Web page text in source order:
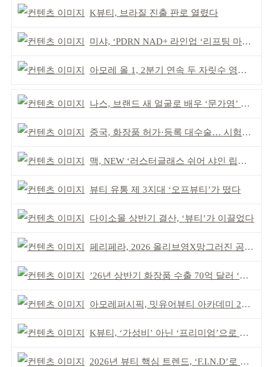
K뷰티, 브라질 진출 판로 열렸다
미샤, ‘PDRN NAD+ 라인업 ‘리프팅 마스크’ 출시
아모레 올 1, 2분기 연속 두 자릿수 영업이익률 기록
나스, 브랜드 새 얼굴로 배우 ‘문가영’ 발탁
중국, 화장품 허가·등록 대수술… 시험자료 공용 허용
맥, NEW ‘러스터글래스 쉬어 샤인 립스틱’ 출시
뷰티 유통 제 3지대 ‘오프뷰티’가 떴다
다이소몰 상반기 결산, ‘뷰티’가 이끌었다
페리페라, 2026 올리브영X망그러진 곰 콜라보
’26년 상반기 화장품 수출 70억 달러 ‘역대 최고’
아모레퍼시픽, 밋유어뷰티 아카데미 2기 발대식
K뷰티, ‘가성비’ 아닌 ‘프리미엄’으로 승부걸어야
2026년 뷰티 핵심 트렌드, ‘F.I.N.D’로 읽는다